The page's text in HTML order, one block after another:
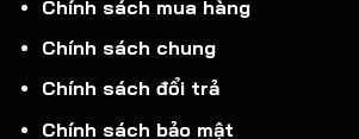
Chính sách mua hàng
Chính sách chung
Chính sách đổi trả
Chính sách bảo mật